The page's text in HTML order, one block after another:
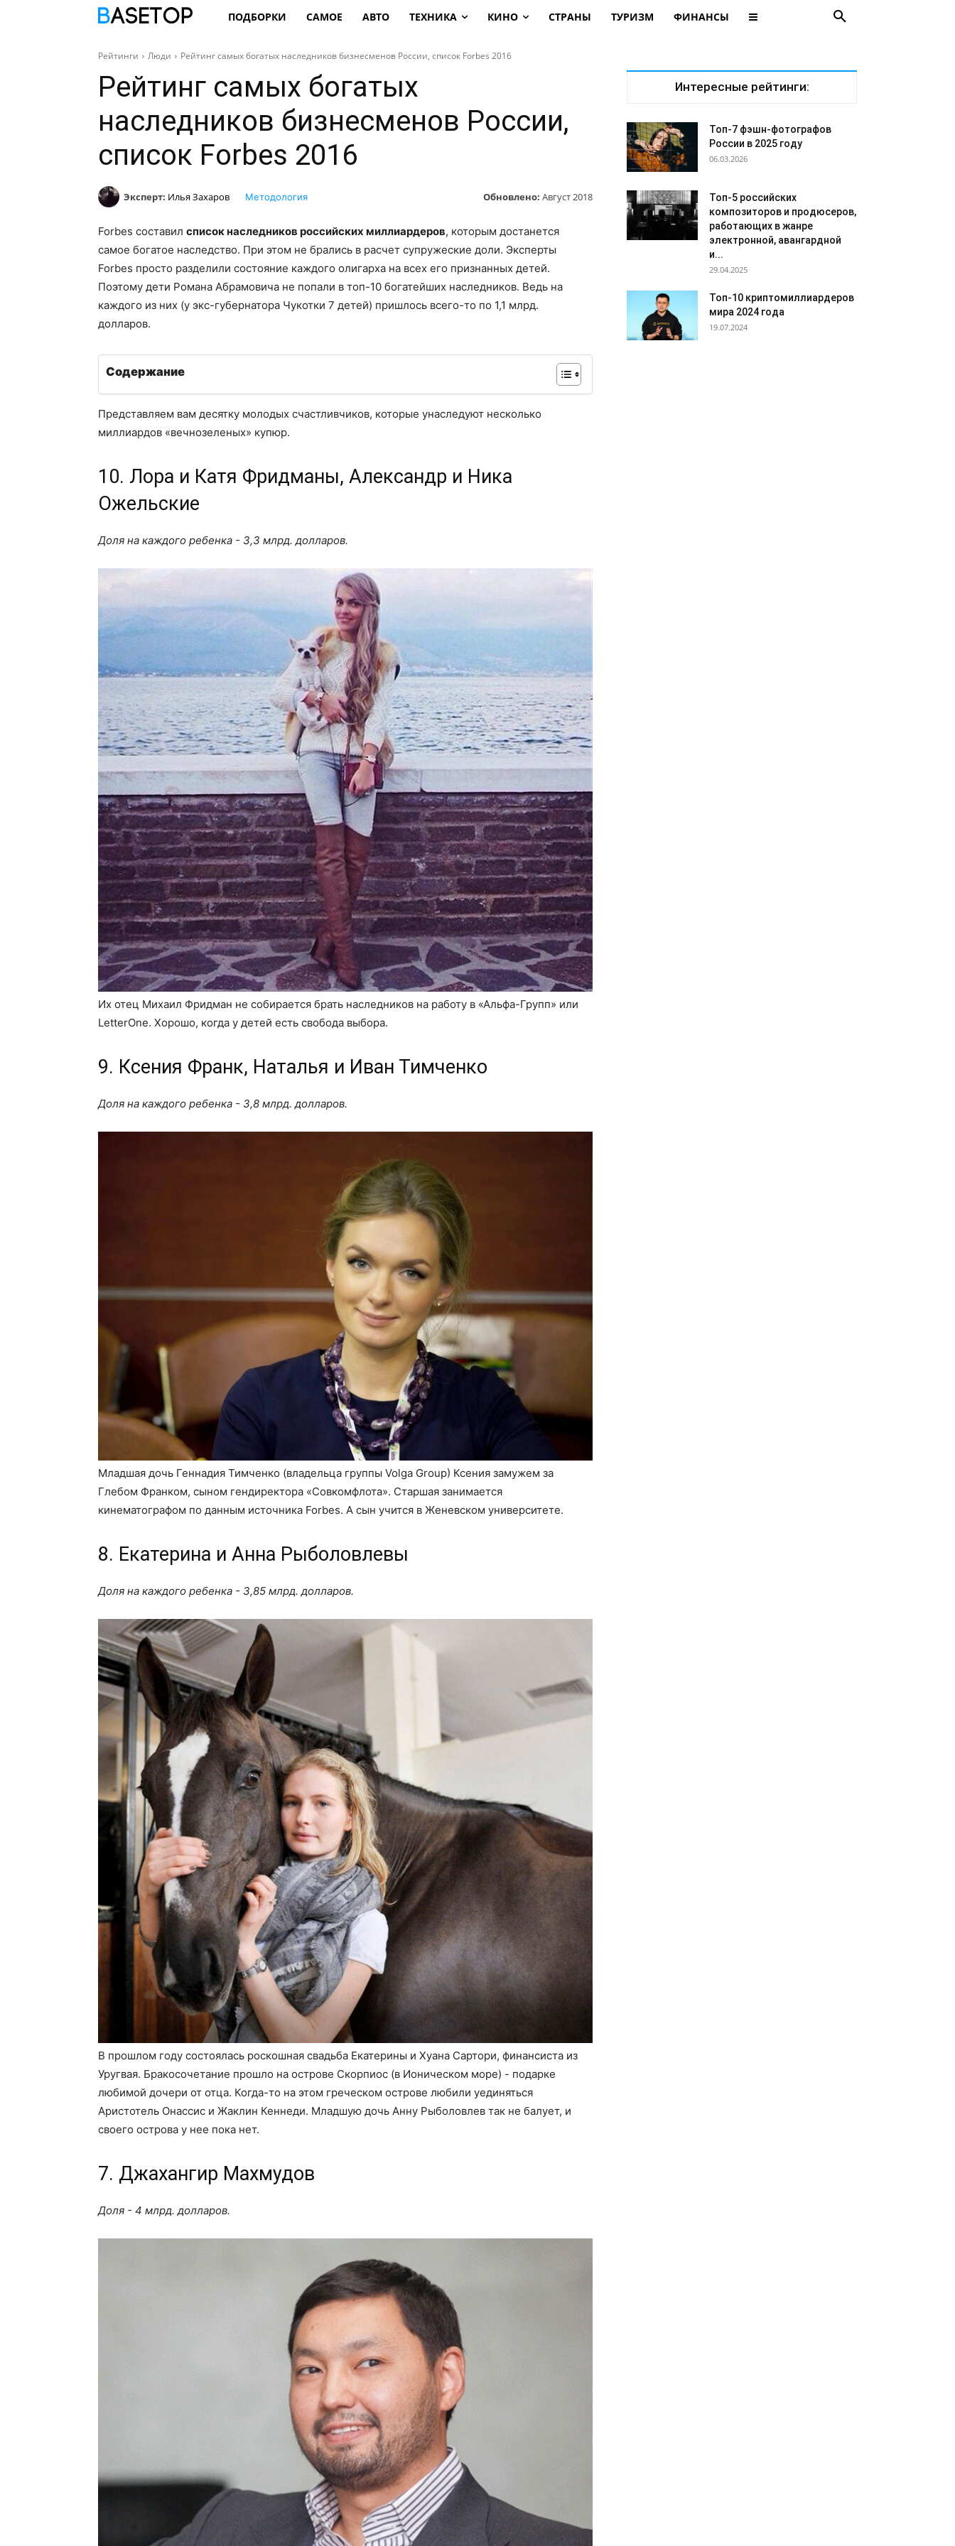
ПОДБОРКИ САМОЕ АВТО ТЕХНИКА КИНО СТРАНЫ ТУРИЗМ ФИНАНСЫ
Рейтинги Люди Рейтинг самых богатых наследников бизнесменов России, список Forbes 2016
Рейтинг самых богатых
наследников бизнесменов России,
список Forbes 2016
Эксперт: Илья Захаров Обновлено: Август 2018
Методология
Forbes составил список наследников российских миллиардеров, которым достанется
самое богатое наследство. При этом не брались в расчет супружеские доли. Эксперты
Forbes просто разделили состояние каждого олигарха на всех его признанных детей.
Поэтому дети Романа Абрамовича не попали в топ-10 богатейших наследников. Ведь на
каждого из них (у экс-губернатора Чукотки 7 детей) пришлось всего-то по 1,1 млрд.
долларов.
Содержание
Представляем вам десятку молодых счастливчиков, которые унаследуют несколько
миллиардов «вечнозеленых» купюр.
10. Лора и Катя Фридманы, Александр и Ника
Ожельские
Доля на каждого ребенка - 3,3 млрд. долларов.
Их отец Михаил Фридман не собирается брать наследников на работу в «Альфа-Групп» или
LetterOne. Хорошо, когда у детей есть свобода выбора.
9. Ксения Франк, Наталья и Иван Тимченко
Доля на каждого ребенка - 3,8 млрд. долларов.
Младшая дочь Геннадия Тимченко (владельца группы Volga Group) Ксения замужем за
Глебом Франком, сыном гендиректора «Совкомфлота». Старшая занимается
кинематографом по данным источника Forbes. А сын учится в Женевском университете.
8. Екатерина и Анна Рыболовлевы
Доля на каждого ребенка - 3,85 млрд. долларов.
В прошлом году состоялась роскошная свадьба Екатерины и Хуана Сартори, финансиста из
Уругвая. Бракосочетание прошло на острове Скорпиос (в Ионическом море) - подарке
любимой дочери от отца. Когда-то на этом греческом острове любили уединяться
Аристотель Онассис и Жаклин Кеннеди. Младшую дочь Анну Рыболовлев так не балует, и
своего острова у нее пока нет.
7. Джахангир Махмудов
Доля - 4 млрд. долларов.
Интересные рейтинги:
Топ-7 фэшн-фотографов
России в 2025 году
06.03.2026
Топ-5 российских
композиторов и продюсеров,
работающих в жанре
электронной, авангардной
и...
29.04.2025
Топ-10 криптомиллиардеров
мира 2024 года
19.07.2024